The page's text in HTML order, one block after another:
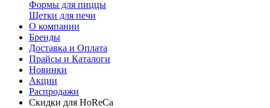
Формы для пиццы
Щетки для печи
О компании
Бренды
Доставка и Оплата
Прайсы и Каталоги
Новинки
Акции
Распродажи
Скидки для HoReCa